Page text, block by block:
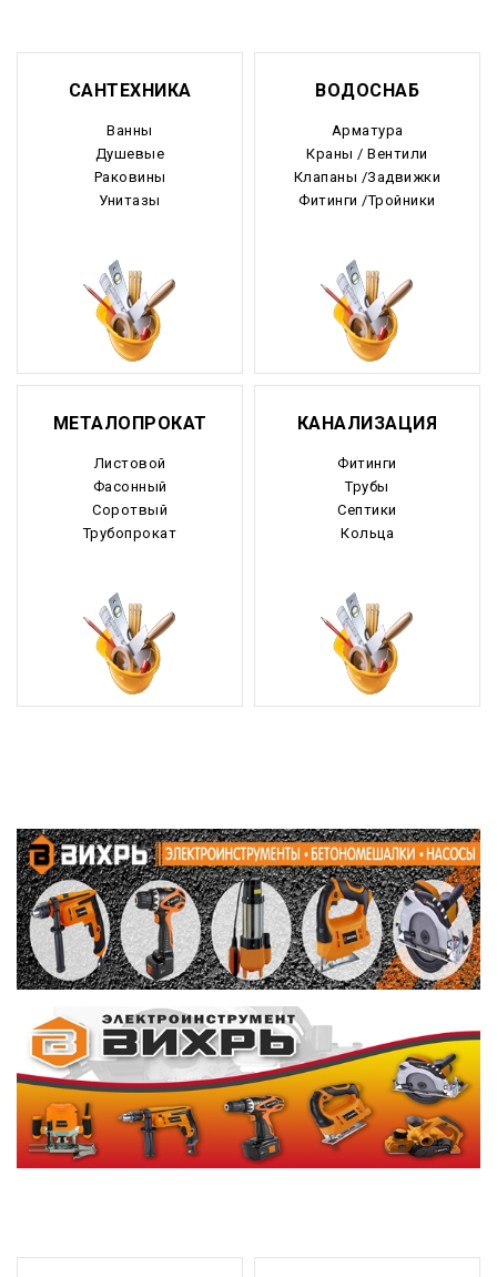
САНТЕХНИКА
Ванны
Душевые
Раковины
Унитазы
ВОДОСНАБ
Арматура
Краны / Вентили
Клапаны /Задвижки
Фитинги /Тройники
МЕТАЛОПРОКАТ
Листовой
Фасонный
Соротвый
Трубопрокат
КАНАЛИЗАЦИЯ
Фитинги
Трубы
Септики
Кольца